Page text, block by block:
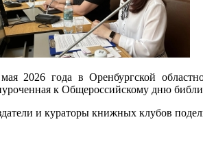
2026 года в Оренбургской
к Общероссийскому дню
и кураторы книжных клубов